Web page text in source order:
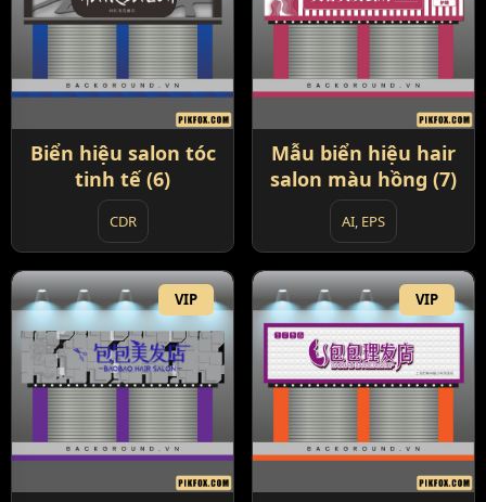
Biển hiệu salon tóc
tinh tế (6)
CDR
Mẫu biển hiệu hair
salon màu hồng (7)
AI, EPS
VIP VIP